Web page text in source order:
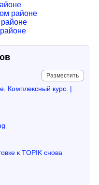
районе
Разместить
Комплексный курс. |
к TOPIK снова